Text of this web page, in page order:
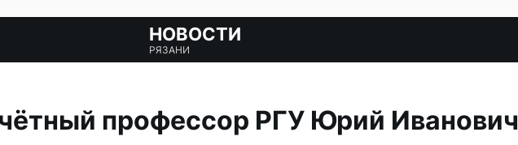
НОВОСТИ
РЯЗАНИ
профессор РГУ Юрий Иванович